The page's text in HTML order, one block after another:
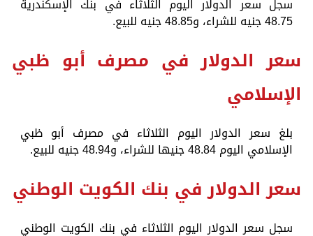
سجل سعر الدولار اليوم الثلاثاء في بنك الإسكندرية
48.75 جنيه للشراء، و48.85 جنيه للبيع.
سعر الدولار في مصرف أبو ظبي
الإسلامي
بلغ سعر الدولار اليوم الثلاثاء في مصرف أبو ظبي
الإسلامي اليوم 48.84 جنيها للشراء، و48.94 جنيه للبيع.
سعر الدولار في بنك الكويت الوطني
سجل سعر الدولار اليوم الثلاثاء في بنك الكويت الوطني